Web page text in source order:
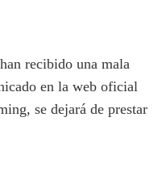
recibido una mala
en la web oficial
se dejará de prestar